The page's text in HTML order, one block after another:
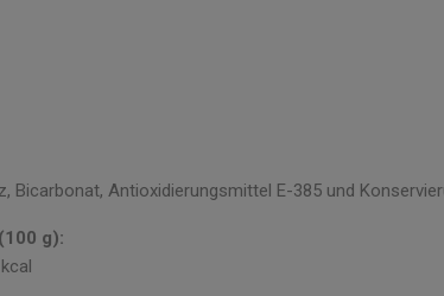
Bicarbonat, Antioxidierungsmittel E-385 und
g):